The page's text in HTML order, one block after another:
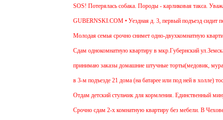
SOS! Потерялась собака. Породы - карликовая такса.
GUBERNSKI.COM • Уездная д. 3, первый подъезд
Молодая семья срочно снимет одно-двухкомнатную
Cдам однокомнатную квартиру в мкр.Губернский ул.Земская.
принимаю заказы домашние штучные торты(медовик,
в 3-м подъезде 21 дома (на батарее или под ней в холле)
Отдам детский стульчик для кормления. Единственный минус
Срочно сдам 2-х комнатную квартиру без мебели. В Чехове